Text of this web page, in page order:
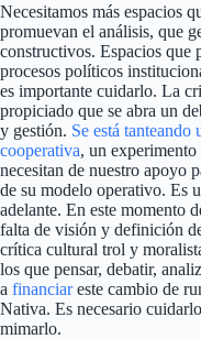
Necesitamos más espacios
promuevan el análisis, que
constructivos. Espacios que
procesos políticos
es importante cuidarlo. La
propiciado que se abra un
y gestión. Se está
cooperativa, un
necesitan de nuestro apoyo
de su modelo operativo. Es
adelante. En este momento
falta de visión y definición
crítica cultural trol y
los que pensar, debatir,
a financiareste cambio de
Nativa. Es necesario
mimarlo.